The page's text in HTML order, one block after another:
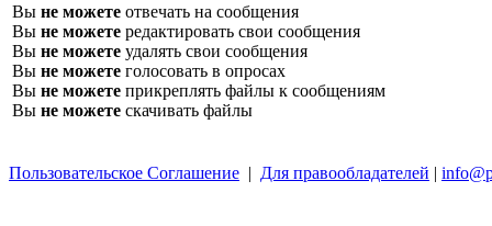
Вы не можете отвечать на сообщения
Вы не можете редактировать свои сообщения
Вы не можете удалять свои сообщения
Вы не можете голосовать в опросах
Вы не можете прикреплять файлы к сообщениям
Вы не можете скачивать файлы
Пользовательское Соглашение | Для правообладателей |